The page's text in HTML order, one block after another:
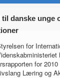
danske unge
for
for
Læring og